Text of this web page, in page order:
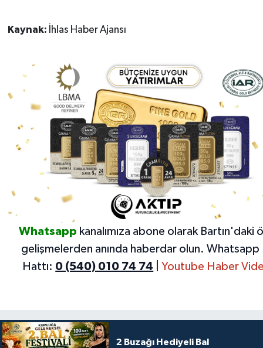
Kaynak: İhlas Haber Ajansı
Whatsapp kanalımıza abone olarak Bartın'daki
gelişmelerden anında haberdar olun. Whatsapp
Hattı: 0 (540) 010 74 74 Youtube Haber
2 Buzağı Hediyeli Bal